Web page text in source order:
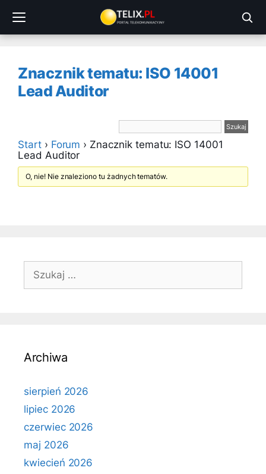
treści
Znacznik tematu: ISO 14001
Lead Auditor
Start › Forum › Znacznik tematu: ISO 14001
Lead Auditor
O, nie! Nie znaleziono tu żadnych tematów.
Szukaj:
Archiwa
sierpień 2026
lipiec 2026
czerwiec 2026
maj 2026
kwiecień 2026